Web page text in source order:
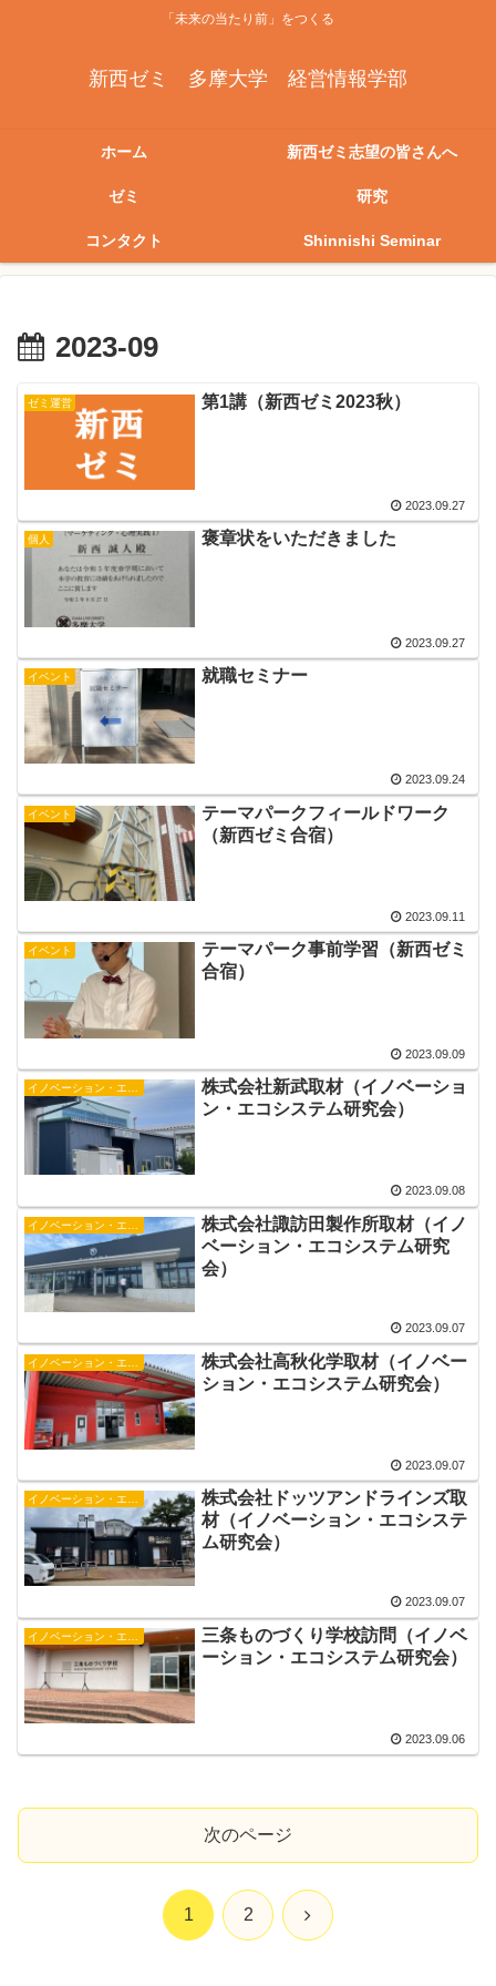
「未来の当たり前」をつくる
新西ゼミ 多摩大学 経営情報学部
ホーム 新西ゼミ志望の皆さんへ
ゼミ 研究
コンタクト Shinnishi Seminar
2023-09
ゼミ運営 第1講（新西ゼミ2023秋）
2023.09.27
個人 褒章状をいただきました
2023.09.27
イベント 就職セミナー
2023.09.24
イベント
テーマパークフィールドワーク
（新西ゼミ合宿）
2023.09.11
イベント
テーマパーク事前学習（新西ゼミ
合宿）
2023.09.09
株式会社新武取材（イノベーショ
ン・エコシステム研究会）
2023.09.08
株式会社諏訪田製作所取材（イノ
ベーション・エコシステム研究
会）
2023.09.07
株式会社高秋化学取材（イノベー
ション・エコシステム研究会）
2023.09.07
イノベーション・エコシステム研究会
株式会社ドッツアンドラインズ取
材（イノベーション・エコシステ
ム研究会）
2023.09.07
三条ものづくり学校訪問（イノベ
ーション・エコシステム研究会）
2023.09.06
次のページ
1 2 次